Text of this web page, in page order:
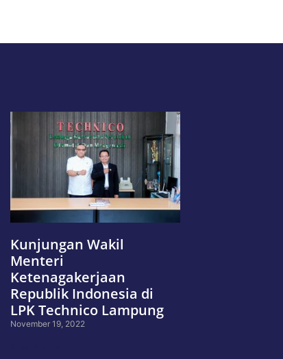
Kunjungan Wakil
Menteri
Ketenagakerjaan
Republik Indonesia di
LPK Technico Lampung
November 19, 2022